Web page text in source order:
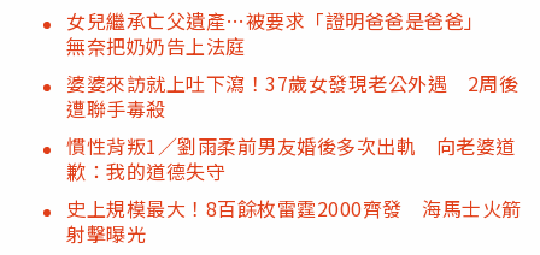
女兒繼承亡父遺產…被要求「證明爸爸是爸爸」
無奈把奶奶告上法庭
婆婆來訪就上吐下瀉！37歲女發現老公外遇 2周後
遭聯手毒殺
慣性背叛1／劉雨柔前男友婚後多次出軌 向老婆道
歉：我的道德失守
史上規模最大！8百餘枚雷霆2000齊發 海馬士火箭
射擊曝光